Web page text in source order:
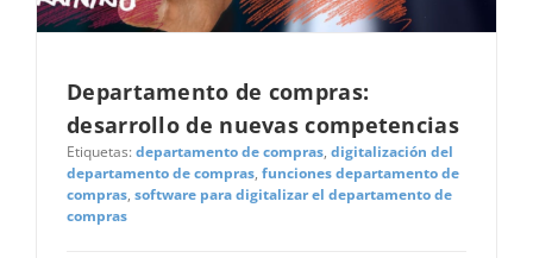
Departamento de compras:
desarrollo de nuevas competencias
Etiquetas: departamento de compras, digitalización del
departamento de compras, funciones departamento de
compras, software para digitalizar el departamento de
compras